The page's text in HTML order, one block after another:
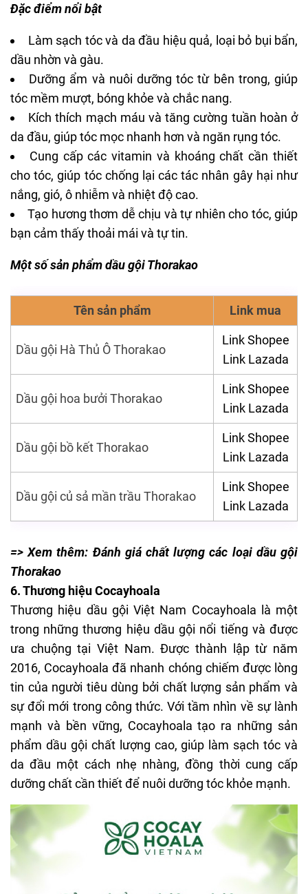
Đặc điểm nổi bật
Làm sạch tóc và da đầu hiệu quả, loại bỏ bụi bẩn,
dầu nhờn và gàu.
Dưỡng ẩm và nuôi dưỡng tóc từ bên trong, giúp
tóc mềm mượt, bóng khỏe và chắc nang.
Kích thích mạch máu và tăng cường tuần hoàn ở
da đầu, giúp tóc mọc nhanh hơn và ngăn rụng tóc.
Cung cấp các vitamin và khoáng chất cần thiết
cho tóc, giúp tóc chống lại các tác nhân gây hại như
nắng, gió, ô nhiễm và nhiệt độ cao.
Tạo hương thơm dễ chịu và tự nhiên cho tóc, giúp
bạn cảm thấy thoải mái và tự tin.
Một số sản phẩm dầu gội Thorakao
Tên sản phẩm Link mua
Dầu gội Hà Thủ Ô Thorakao
Link Shopee
Link Lazada
Dầu gội hoa bưởi Thorakao
Link Shopee
Link Lazada
Dầu gội bồ kết Thorakao
Link Shopee
Link Lazada
Dầu gội củ sả mần trầu Thorakao
Link Shopee
Link Lazada
=> Xem thêm: Đánh giá chất lượng các loại dầu gội
Thorakao
6. Thương hiệu Cocayhoala
Thương hiệu dầu gội Việt Nam Cocayhoala là một
trong những thương hiệu dầu gội nổi tiếng và được
ưa chuộng tại Việt Nam. Được thành lập từ năm
2016, Cocayhoala đã nhanh chóng chiếm được lòng
tin của người tiêu dùng bởi chất lượng sản phẩm và
sự đổi mới trong công thức. Với tầm nhìn về sự lành
mạnh và bền vững, Cocayhoala tạo ra những sản
phẩm dầu gội chất lượng cao, giúp làm sạch tóc và
da đầu một cách nhẹ nhàng, đồng thời cung cấp
dưỡng chất cần thiết để nuôi dưỡng tóc khỏe mạnh.